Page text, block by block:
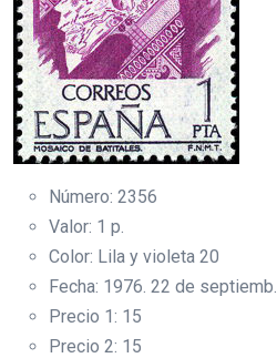
Número: 2356
Valor: 1 p.
Color: Lila y violeta 20
Fecha: 1976. 22 de septiemb.
Precio 1: 15
Precio 2: 15